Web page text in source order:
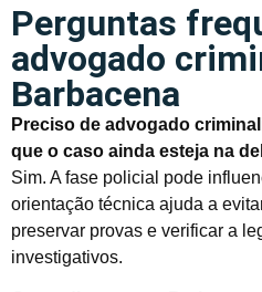
Perguntas
advogado
Barbacena
Preciso de advogado
que o caso ainda esteja na
Sim. A fase policial pode
orientação técnica ajuda a
preservar provas e verificar a
investigativos.